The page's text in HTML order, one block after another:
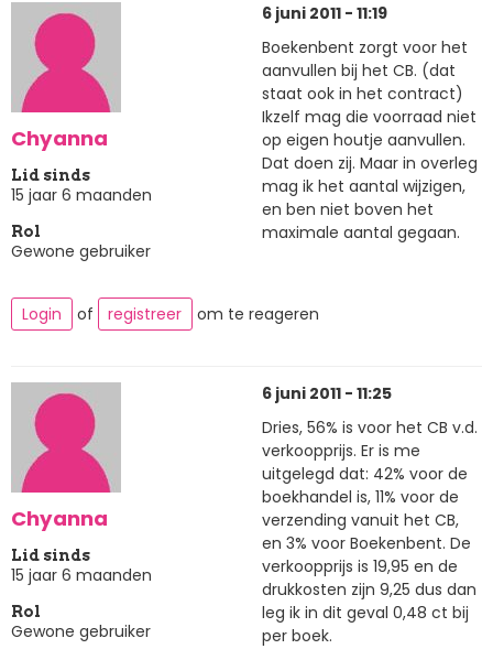
Chyanna
Lid sinds
15 jaar 6 maanden
Rol
Gewone gebruiker
6 juni 2011 - 11:19
Boekenbent zorgt voor het
aanvullen bij het CB. (dat
staat ook in het contract)
Ikzelf mag die voorraad niet
op eigen houtje aanvullen.
Dat doen zij. Maar in overleg
mag ik het aantal wijzigen,
en ben niet boven het
maximale aantal gegaan.
Login of registreer om te reageren
Chyanna
Lid sinds
15 jaar 6 maanden
Rol
Gewone gebruiker
6 juni 2011 - 11:25
Dries, 56% is voor het CB v.d.
verkoopprijs. Er is me
uitgelegd dat: 42% voor de
boekhandel is, 11% voor de
verzending vanuit het CB,
en 3% voor Boekenbent. De
verkoopprijs is 19,95 en de
drukkosten zijn 9,25 dus dan
leg ik in dit geval 0,48 ct bij
per boek.